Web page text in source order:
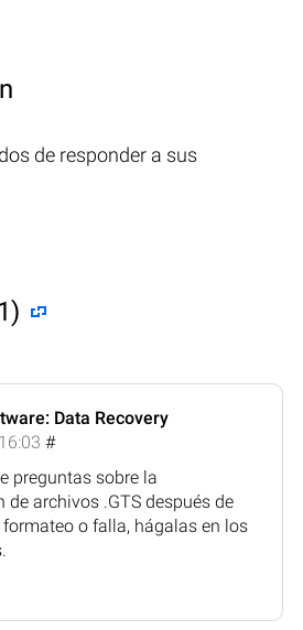
de responder a sus
Data Recovery
#
preguntas sobre la
de archivos .GTS después de
o falla, hágalas en los